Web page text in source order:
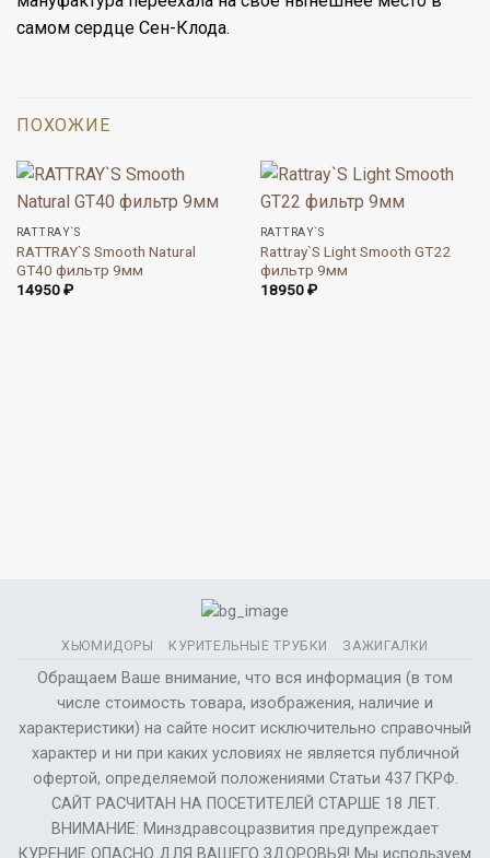
самом сердце Сен-Клода.
ПОХОЖИЕ
RATTRAY`S
RATTRAY`S Smooth Natural
GT40 фильтр 9мм
14950₽
RATTRAY`S
Rattray`S Light Smooth GT22
фильтр 9мм
18950₽
ХЬЮМИДОРЫ КУРИТЕЛЬНЫЕ ТРУБКИ ЗАЖИГАЛКИ
Обращаем Ваше внимание, что вся информация (в том
числе стоимость товара, изображения, наличие и
характеристики) на сайте носит исключительно справочный
характер и ни при каких условиях не является публичной
офертой, определяемой положениями Статьи 437 ГКРФ.
САЙТ РАСЧИТАН НА ПОСЕТИТЕЛЕЙ СТАРШЕ 18 ЛЕТ.
ВНИМАНИЕ: Минздравсоцразвития предупреждает
КУРЕНИЕ ОПАСНО ДЛЯ ВАШЕГО ЗДОРОВЬЯ! Мы используем